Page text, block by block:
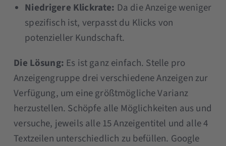
Niedrigere Klickrate: Da die Anzeige weniger
spezifisch ist, verpasst du Klicks von
potenzieller Kundschaft.
Die Lösung: Es ist ganz einfach. Stelle pro
Anzeigengruppe drei verschiedene Anzeigen zur
Verfügung, um eine größtmögliche Varianz
herzustellen. Schöpfe alle Möglichkeiten aus und
versuche, jeweils alle 15 Anzeigentitel und alle 4
Textzeilen unterschiedlich zu befüllen. Google